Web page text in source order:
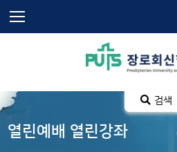
검색
열린예배 열린강좌